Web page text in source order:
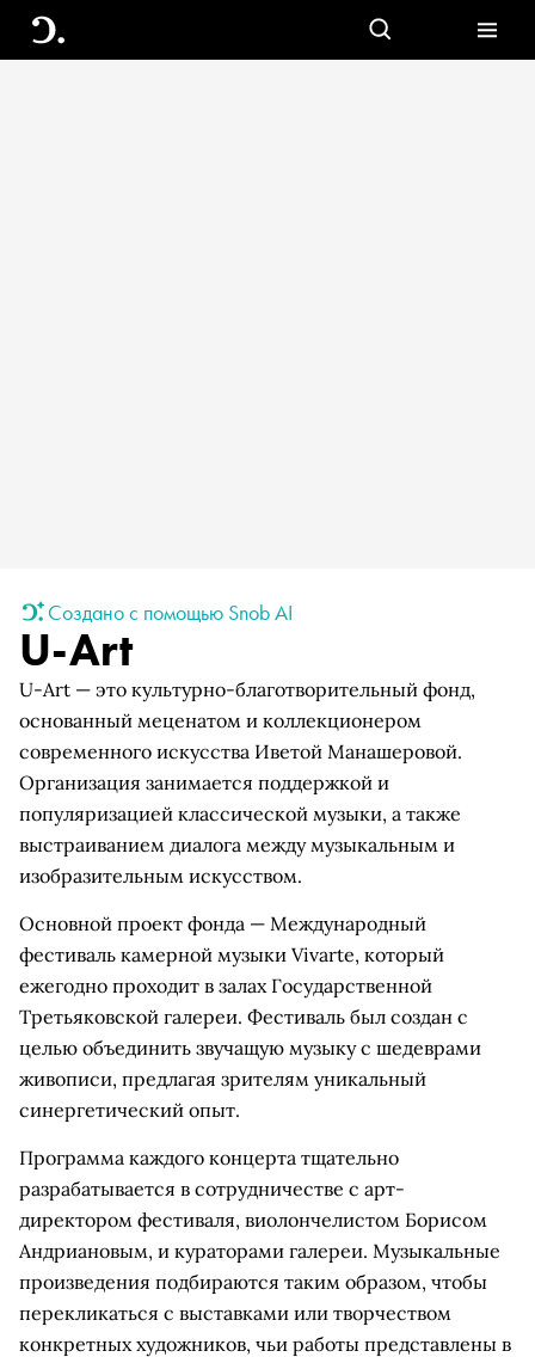
Создано с помощью Snob AI
U-Art
U-Art — это культурно-благотворительный фонд,
основанный меценатом и коллекционером
современного искусства Иветой Манашеровой.
Организация занимается поддержкой и
популяризацией классической музыки, а также
выстраиванием диалога между музыкальным и
изобразительным искусством.
Основной проект фонда — Международный
фестиваль камерной музыки Vivarte, который
ежегодно проходит в залах Государственной
Третьяковской галереи. Фестиваль был создан с
целью объединить звучащую музыку с шедеврами
живописи, предлагая зрителям уникальный
синергетический опыт.
Программа каждого концерта тщательно
разрабатывается в сотрудничестве с арт-
директором фестиваля, виолончелистом Борисом
Андриановым, и кураторами галереи. Музыкальные
произведения подбираются таким образом, чтобы
перекликаться с выставками или творчеством
конкретных художников, чьи работы представлены в